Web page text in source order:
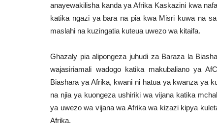
anayewakilisha kanda ya Afrika Kaskazini kwa
katika ngazi ya bara na pia kwa Misri kuwa na
maslahi na kuzingatia kuteua uwezo wa kitaifa.
Ghazaly pia alipongeza juhudi za Baraza la
wajasiriamali wadogo katika makubaliano ya
Biashara ya Afrika, kwani ni hatua ya kwanza ya
na njia ya kuongeza ushiriki wa vijana katika
ya uwezo wa vijana wa Afrika wa kizazi kipya
Afrika.